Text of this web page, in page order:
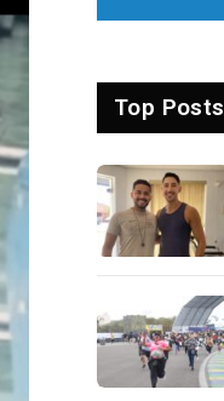
Top Posts